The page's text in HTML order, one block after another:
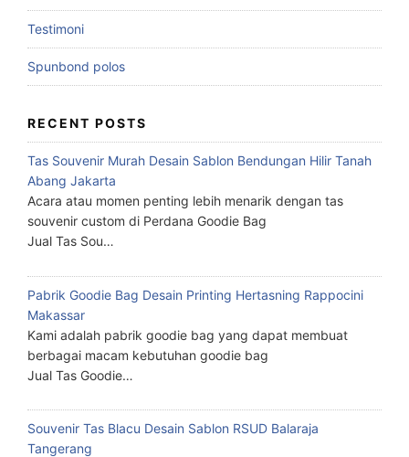
Testimoni
Spunbond polos
RECENT POSTS
Tas Souvenir Murah Desain Sablon Bendungan Hilir Tanah
Abang Jakarta
Acara atau momen penting lebih menarik dengan tas
souvenir custom di Perdana Goodie Bag
Jual Tas Sou…
Pabrik Goodie Bag Desain Printing Hertasning Rappocini
Makassar
Kami adalah pabrik goodie bag yang dapat membuat
berbagai macam kebutuhan goodie bag
Jual Tas Goodie…
Souvenir Tas Blacu Desain Sablon RSUD Balaraja
Tangerang